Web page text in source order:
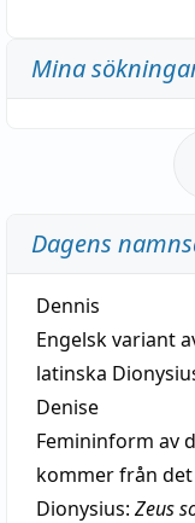
Mina
Dagens
Dennis
Engelsk variant
latinska
Denise
Femininform av
kommer från
Dionysius: Zeus